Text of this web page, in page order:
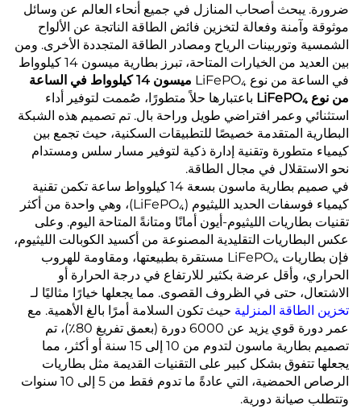
ضرورة. يبحث أصحاب المنازل في جميع أنحاء العالم عن وسائل
موثوقة وآمنة وفعالة لتخزين فائض الطاقة الناتجة عن الألواح
الشمسية وتوربينات الرياح ومصادر الطاقة المتجددة الأخرى. ومن
بين العديد من الخيارات المتاحة، تبرز بطارية ميسون 14 كيلوواط
في الساعة من نوع LiFePO₄
ميسون 14 كيلوواط في الساعة
من نوع LiFePO₄
باعتبارها حلاً متطورًا، صُممت لتوفير أداء
استثنائي وعمر افتراضي طويل وراحة بال. تم تصميم هذه الشبكة
البطارية المتقدمة خصيصًا للتطبيقات السكنية، حيث تجمع بين
كيمياء متطورة وتقنية إدارة ذكية لتوفير مسار سلس ومستدام
نحو الاستقلال في مجال الطاقة.
في صميم بطارية ماسون بسعة 14 كيلوواط ساعة تكمن تقنية
كيمياء فوسفات الحديد الليثيوم (LiFePO₄)، وهي واحدة من أكثر
تقنيات بطاريات الليثيوم-أيون أمانًا ومتانةً المتاحة اليوم. وعلى
عكس البطاريات التقليدية المصنوعة من أكسيد الكوبالت الليثيوم،
فإن بطاريات LiFePO₄ مستقرة بطبيعتها، ومقاومة للهروب
الحراري، وأقل عرضة بكثير للارتفاع في درجة الحرارة أو
الاشتعال، حتى في الظروف القصوى. مما يجعلها خيارًا مثاليًا لـ
تخزين الطاقة المنزلية حيث تكون السلامة أمرًا بالغ الأهمية. مع
عمر دورة قوي يزيد عن 6000 دورة (بعمق تفريغ 80٪)، تم
تصميم بطارية ماسون لتدوم من 10 إلى 15 سنة أو أكثر، مما
يجعلها تتفوق بشكل كبير على التقنيات القديمة مثل بطاريات
الرصاص الحمضية، التي عادةً ما تدوم فقط من 5 إلى 10 سنوات
وتتطلب صيانة دورية.